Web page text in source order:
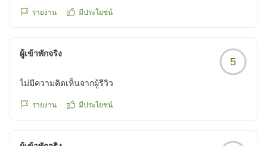
รายงาน มีประโยชน์
ผู้เข้าพักจริง
5
ไม่มีความคิดเห็นจากผู้รีวิว
รายงาน มีประโยชน์